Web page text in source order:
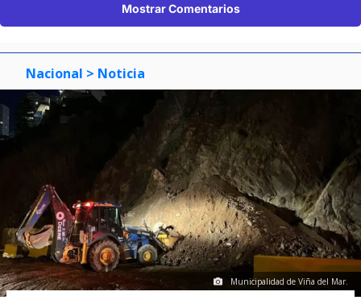
Mostrar Comentarios
Nacional > Noticia
Municipalidad de Viña del Mar.